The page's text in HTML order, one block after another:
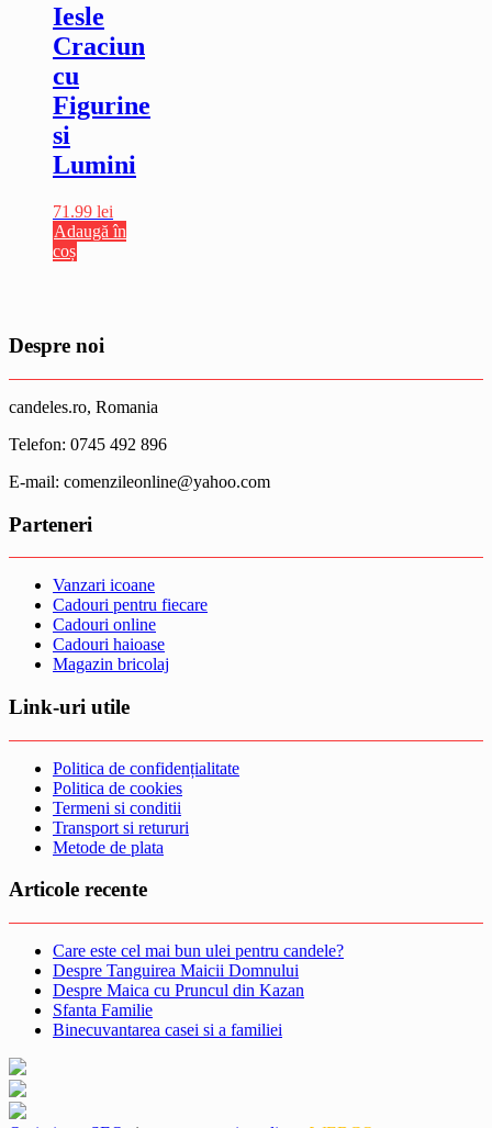
Iesle
Craciun
cu
Figurine
si
Lumini
71.99 lei
Adaugă în
coș
Despre noi
candeles.ro, Romania
Telefon: 0745 492 896
E-mail: comenzileonline@yahoo.com
Parteneri
Vanzari icoane
Cadouri pentru fiecare
Cadouri online
Cadouri haioase
Magazin bricolaj
Link-uri utile
Politica de confidențialitate
Politica de cookies
Termeni si conditii
Transport si retururi
Metode de plata
Articole recente
Care este cel mai bun ulei pentru candele?
Despre Tanguirea Maicii Domnului
Despre Maica cu Pruncul din Kazan
Sfanta Familie
Binecuvantarea casei si a familiei